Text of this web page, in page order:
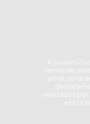
A
temas de
ativa,
realizados por
e/ou a